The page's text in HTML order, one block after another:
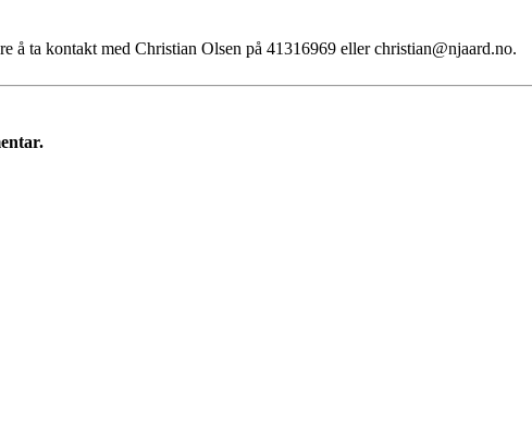
å ta kontakt med Christian Olsen på 41316969 eller christian@njaard.no.